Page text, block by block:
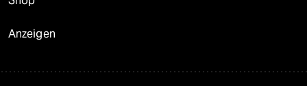
Anzeigen